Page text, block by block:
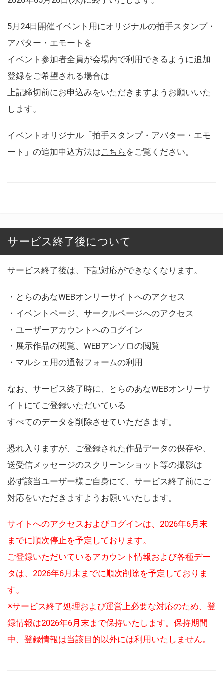
5月24日開催イベント用にオリジナルの拍手スタンプ・
アバター・エモートを
イベント参加者全員が会場内で利用できるように追加
登録をご希望される場合は
上記締切前にお申込みをいただきますようお願いいた
します。
イベントオリジナル「拍手スタンプ・アバター・エモ
ート」の追加申込方法はこちら をご覧ください。
サービス終了後について
サービス終了後は、下記対応ができなくなります。
・とらのあなWEBオンリーサイトへのアクセス
・イベントページ、サークルページへのアクセス
・ユーザーアカウントへのログイン
・展示作品の閲覧、WEBアンソロの閲覧
・マルシェ用の通報フォームの利用
なお、サービス終了時に、とらのあなWEBオンリーサ
イトにてご登録いただいている
すべてのデータを削除させていただきます。
恐れ入りますが、ご登録された作品データの保存や、
送受信メッセージのスクリーンショット等の撮影は
必ず該当ユーザー様ご自身にて、サービス終了前にご
対応をいただきますようお願いいたします。
サイトへのアクセスおよびログインは、2026年6月末
までに順次停止を予定しております。
ご登録いただいているアカウント情報および各種デー
タは、2026年6月末までに順次削除を予定しておりま
す。
※サービス終了処理および運営上必要な対応のため、登
録情報は2026年6月末まで保持いたします。保持期間
中、登録情報は当該目的以外には利用いたしません。